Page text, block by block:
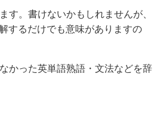
す。書けないかもしれませんが、
するだけでも意味がありますの
かった英単語熟語・文法などを辞